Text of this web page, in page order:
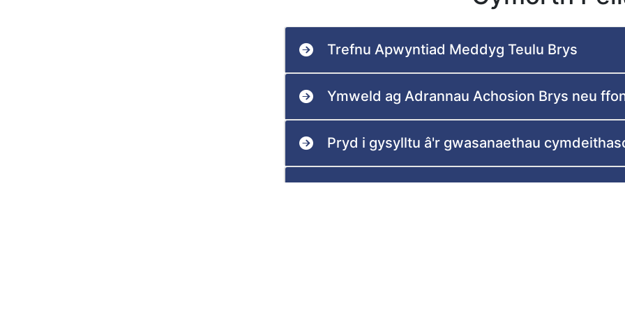
Trefnu Apwyntiad Meddyg Teulu Brys
Ymweld ag Adrannau Achosion Brys neu
Pryd i gysylltu â'r gwasanaethau